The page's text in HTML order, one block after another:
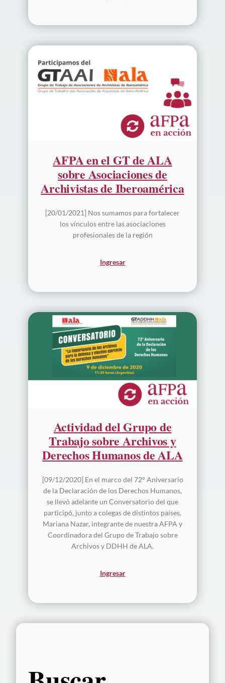
AFPA en el GT de ALA
sobre Asociaciones de
Archivistas de Iberoamérica
[20/01/2021] Nos sumamos para fortalecer
los vínculos entre las asociaciones
profesionales de la región
Ingresar
Actividad del Grupo de
Trabajo sobre Archivos y
Derechos Humanos de ALA
[09/12/2020] En el marco del 72° Aniversario
de la Declaración de los Derechos Humanos,
se llevó adelante un Conversatorio del que
participó, junto a colegas de distintos países,
Mariana Nazar, integrante de nuestra AFPA y
Coordinadora del Grupo de Trabajo sobre
Archivos y DDHH de ALA.
Ingresar